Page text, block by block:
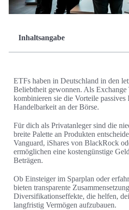
Inhaltsangabe
ETFs haben in Deutschland in den
Beliebtheit gewonnen. Als Exchange
kombinieren sie die Vorteile
Handelbarkeit an der Börse.
Für dich als Privatanleger sind die
breite Palette an Produkten
Vanguard, iShares von BlackRock
ermöglichen eine kostengünstige
Beträgen.
Ob Einsteiger im Sparplan oder
bieten transparente
Diversifikationseffekte, die helfen,
langfristig Vermögen aufzubauen.